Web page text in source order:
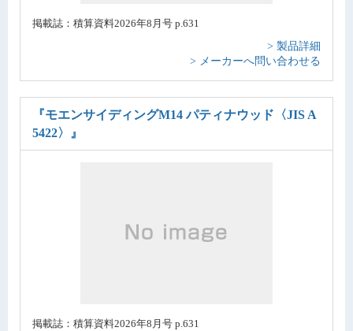
掲載誌：積算資料2026年8月号 p.631
> 製品詳細
> メーカーへ問い合わせる
『モエンサイディングM14 パティナウッド〈JIS A
5422〉』
掲載誌：積算資料2026年8月号 p.631